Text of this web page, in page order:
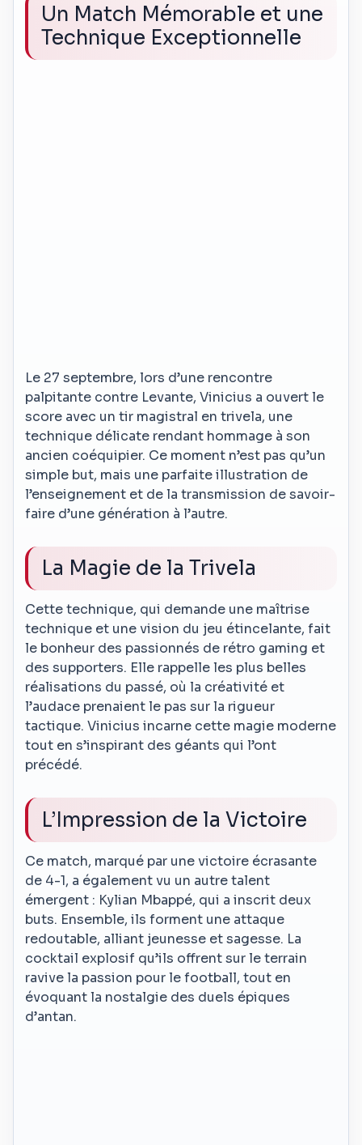
Un Match Mémorable et une
Technique Exceptionnelle
Le 27 septembre, lors d’une rencontre
palpitante contre Levante, Vinicius a ouvert le
score avec un tir magistral en trivela, une
technique délicate rendant hommage à son
ancien coéquipier. Ce moment n’est pas qu’un
simple but, mais une parfaite illustration de
l’enseignement et de la transmission de savoir-
faire d’une génération à l’autre.
La Magie de la Trivela
Cette technique, qui demande une maîtrise
technique et une vision du jeu étincelante, fait
le bonheur des passionnés de rétro gaming et
des supporters. Elle rappelle les plus belles
réalisations du passé, où la créativité et
l’audace prenaient le pas sur la rigueur
tactique. Vinicius incarne cette magie moderne
tout en s’inspirant des géants qui l’ont
précédé.
L’Impression de la Victoire
Ce match, marqué par une victoire écrasante
de 4-1, a également vu un autre talent
émergent : Kylian Mbappé, qui a inscrit deux
buts. Ensemble, ils forment une attaque
redoutable, alliant jeunesse et sagesse. La
cocktail explosif qu’ils offrent sur le terrain
ravive la passion pour le football, tout en
évoquant la nostalgie des duels épiques
d’antan.